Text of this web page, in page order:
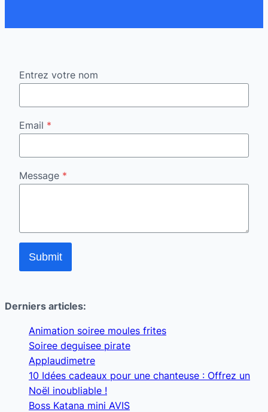
Entrez votre nom
Email *
Message *
Submit
Derniers articles:
Animation soiree moules frites
Soiree deguisee pirate
Applaudimetre
10 Idées cadeaux pour une chanteuse : Offrez un
Noël inoubliable !
Boss Katana mini AVIS